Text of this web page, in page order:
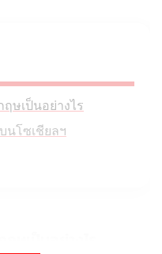
ษเป็นอย่างไร
นโซเชียลฯ